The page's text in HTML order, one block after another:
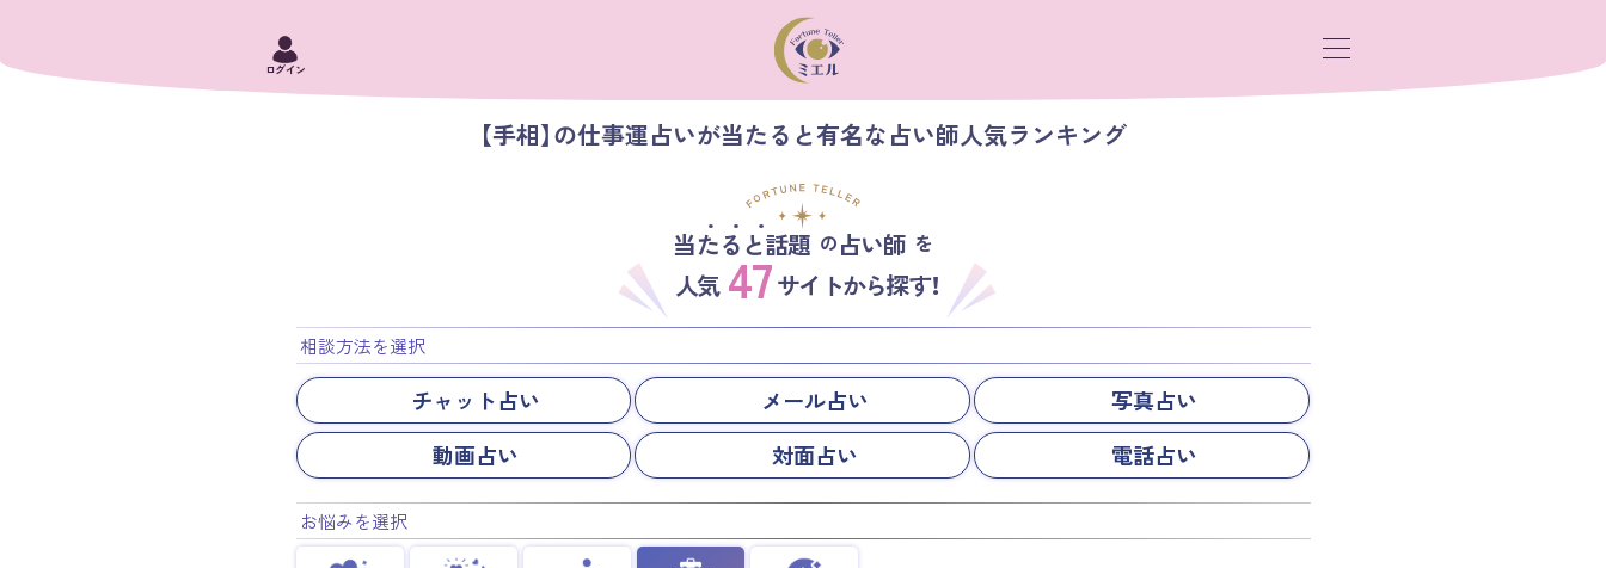
ログイン
【手相】の仕事運占いが当たると有名な占い師人気ランキング
当たると話題 の占い師 を
人気 47 サイトから探す！
相談方法を選択
チャット占い メール占い
写真占い
動画占い
対面占い 電話占い
お悩みを選択